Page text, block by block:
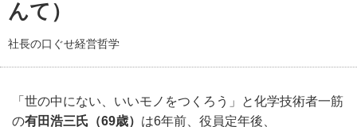
んて）
社長の口ぐせ経営哲学
「世の中にない、いいモノをつくろう」と化学技術者一筋
の有田浩三氏（69歳） は6年前、役員定年後、